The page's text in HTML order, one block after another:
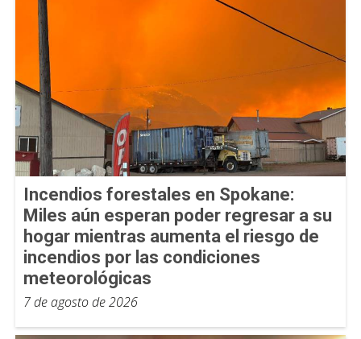
Incendios forestales en Spokane:
Miles aún esperan poder regresar a su
hogar mientras aumenta el riesgo de
incendios por las condiciones
meteorológicas
7 de agosto de 2026